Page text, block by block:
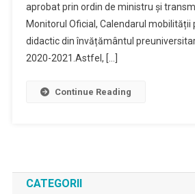
aprobat prin ordin de ministru și
Monitorul Oficial, Calendarul mobilității
didactic din învățământul
2020-2021.Astfel, […]
Continue Reading
CATEGORII